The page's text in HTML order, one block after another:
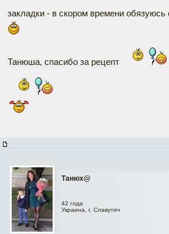
закладки - в скором времени обязуюсь
Танюша, спасибо за рецепт
Танюх@
42 года
Украина, г. Славутич